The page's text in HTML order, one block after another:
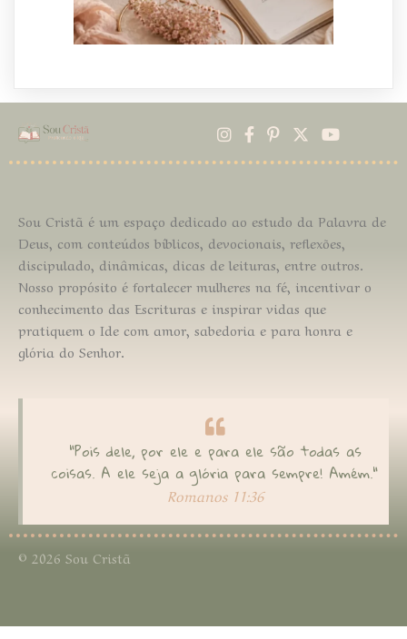
Sou Cristã é um espaço dedicado ao estudo da Palavra de
Deus, com conteúdos bíblicos, devocionais, reflexões,
discipulado, dinâmicas, dicas de leituras, entre outros.
Nosso propósito é fortalecer mulheres na fé, incentivar o
conhecimento das Escrituras e inspirar vidas que
pratiquem o Ide com amor, sabedoria e para honra e
glória do Senhor.
"Pois dele, por ele e para ele são todas as
coisas. A ele seja a glória para sempre! Amém."
Romanos 11:36
© 2026 Sou Cristã